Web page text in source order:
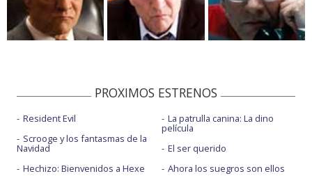
PROXIMOS ESTRENOS
Resident Evil
Scrooge y los fantasmas de la
Navidad
Hechizo: Bienvenidos a Hexe
La patrulla canina: La dino
película
El ser querido
Ahora los suegros son ellos